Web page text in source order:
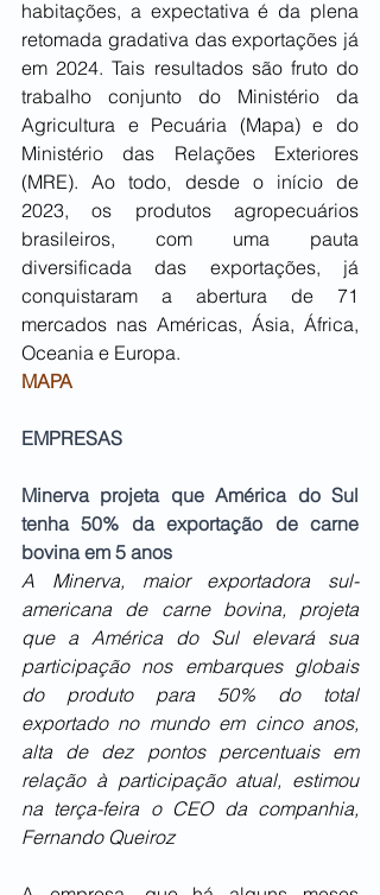
habitações, a expectativa é da plena
retomada gradativa das exportações já
em 2024. Tais resultados são fruto do
trabalho conjunto do Ministério da
Agricultura e Pecuária (Mapa) e do
Ministério das Relações Exteriores
(MRE). Ao todo, desde o início de
2023, os produtos agropecuários
brasileiros, com uma pauta
diversificada das exportações, já
conquistaram a abertura de 71
mercados nas Américas, Ásia, África,
Oceania e Europa.
MAPA
EMPRESAS
Minerva projeta que América do Sul
tenha 50% da exportação de carne
bovina em 5 anos
A Minerva, maior exportadora sul-
americana de carne bovina, projeta
que a América do Sul elevará sua
participação nos embarques globais
do produto para 50% do total
exportado no mundo em cinco anos,
alta de dez pontos percentuais em
relação à participação atual, estimou
na terça-feira o CEO da companhia,
Fernando Queiroz